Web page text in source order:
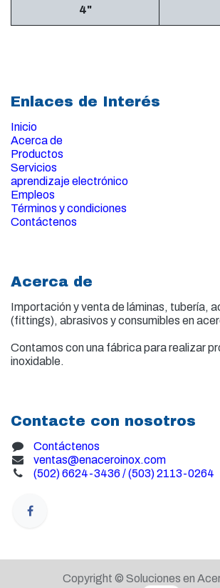
4"
Enlaces de Interés
Inicio
Acerca de
Productos
Servicios
aprendizaje electrónico
Empleos
Términos y condiciones
Contáctenos
Acerca de
Importación y venta de láminas, tubería,
(fittings), abrasivos y consumibles en
Contamos con una fábrica para realizar
inoxidable.
Contacte con nosotros
Contáctenos
ventas@enaceroinox.com
(502) 6624-3436 / (503) 2113-0264
Copyright © Soluciones en